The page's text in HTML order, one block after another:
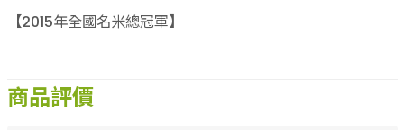
【2015年全國名米總冠軍】
商品評價